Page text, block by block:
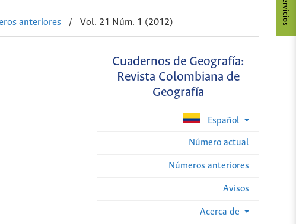
anteriores / Vol. 21 Núm. 1 (2012)
Cuadernos de Geografía:
Revista Colombiana de
Geografía
Español
Número actual
Números anteriores
Avisos
Acerca de